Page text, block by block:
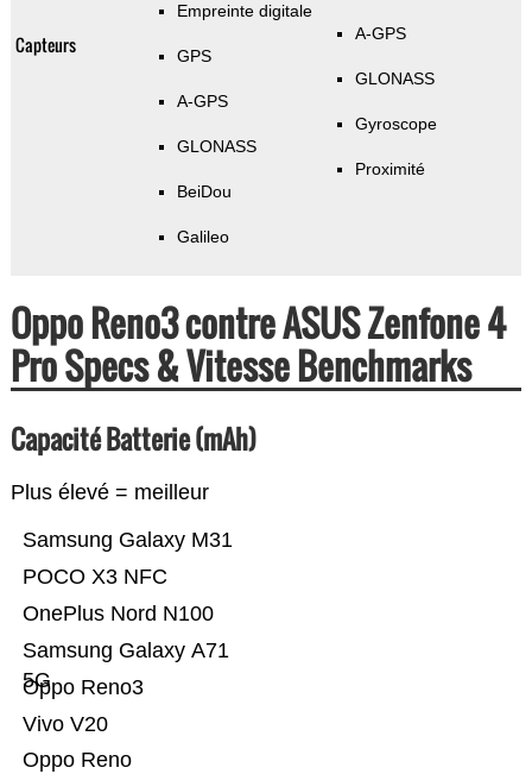
Capteurs
Empreinte digitale
GPS
A-GPS
GLONASS
BeiDou
Galileo
A-GPS
GLONASS
Gyroscope
Proximité
Oppo Reno3 contre ASUS Zenfone 4
Pro Specs & Vitesse Benchmarks
Capacité Batterie (mAh)
Plus élevé = meilleur
Oppo Reno
Vivo V20
Oppo Reno3
Samsung Galaxy A71
5G
OnePlus Nord N100
POCO X3 NFC
Samsung Galaxy M31